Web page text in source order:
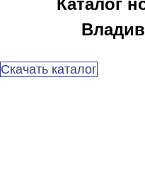
Каталог
Скачать каталог